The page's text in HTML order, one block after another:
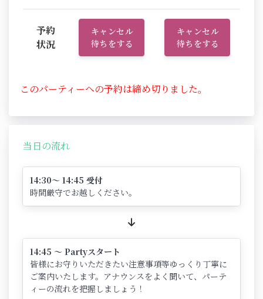
予約
状況
キャンセル
待ちをする
キャンセル
待ちをする
このパーティーへの予約は締め切りました。
当日の流れ
14:30～ 14:45 受付
時間厳守でお越しください。
14:45 ～ Partyスタート
皆様にお守りいただきたい注意事項等ゆっくり丁寧に
ご案内いたします。アナウンスをよく聞いて、パーテ
ィーの流れを把握しましょう！